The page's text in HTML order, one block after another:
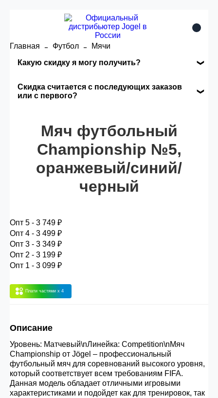
Главная Футбол
Мячи
Какую скидку я могу получить?
заказа, общая сумма заказа считается по
розничной цене
Опт 5(25%) -сумма всех заказов за 6 месяцев -
25.000 рублей.
30.000 рублей.
Опт 3(33%)
Опт 2(36%)- сумма всех заказов за 6 месяцев
Опт 1 (38%) -сумма всех заказов за 6 месяцев -
400.000 рублей.
Скидка считается с последующих заказов
или с первого?
автоматически активизируется в корзине вашего
заказа.
Мяч футбольный
Championship №5,
оранжевый/синий/
черный
Опт 5 - 3 749 ₽
Опт 4 - 3 499 ₽
Опт 3 - 3 349 ₽
Опт 2 - 3 199 ₽
Опт 1 - 3 099 ₽
Плати частями x 4
Описание
Уровень: Матчевый\nЛинейка: Competition\nМяч
Championship от Jögel – профессиональный
футбольный мяч для соревнований высокого уровня,
который соответствует всем требованиям FIFA.
Данная модель обладает отличными игровыми
характеристиками и подойдет как для тренировок, так